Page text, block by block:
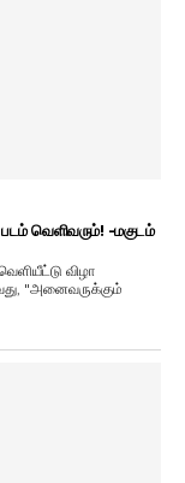
வெளிவரும்! -மகுடம்
விழா